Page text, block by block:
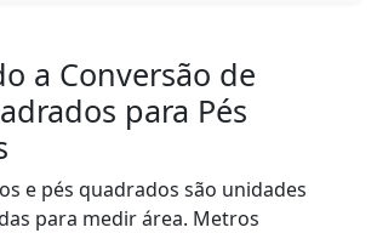
a Conversão de
para Pés
e pés quadrados são unidades
para medir área. Metros